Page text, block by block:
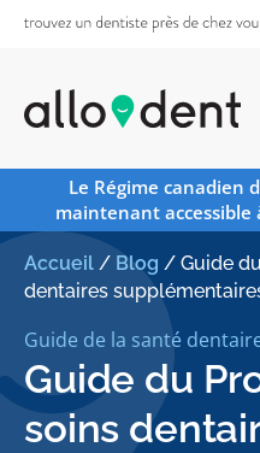
Le Régime canadien
maintenant accessible
Accueil / Blog / Guide
dentaires
Guide de la santé
Guide du
soins